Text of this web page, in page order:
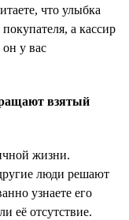
что улыбка
а кассир
он у вас
взятый
жизни.
люди решают
узнаете его
её отсутствие.